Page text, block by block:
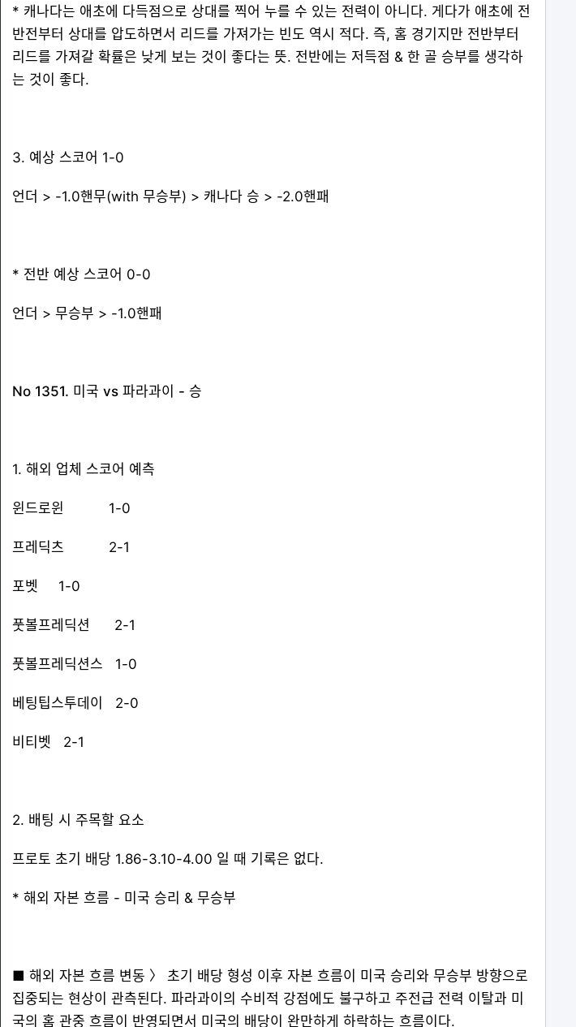
* 캐나다는 애초에 다득점으로 상대를 찍어 누를 수 있는 전력이 아니다. 게다가 애초에 전
반전부터 상대를 압도하면서 리드를 가져가는 빈도 역시 적다. 즉, 홈 경기지만 전반부터
리드를 가져갈 확률은 낮게 보는 것이 좋다는 뜻. 전반에는 저득점 & 한 골 승부를 생각하
는 것이 좋다.
3. 예상 스코어 1-0
언더 > -1.0핸무(with 무승부) > 캐나다 승 > -2.0핸패
* 전반 예상 스코어 0-0
언더 > 무승부 > -1.0핸패
No 1351. 미국 vs 파라과이 - 승
1. 해외 업체 스코어 예측
윈드로윈 1-0
프레딕츠 2-1
포벳 1-0
풋볼프레딕션 2-1
풋볼프레딕션스 1-0
베팅팁스투데이 2-0
비티벳 2-1
2. 배팅 시 주목할 요소
프로토 초기 배당 1.86-3.10-4.00 일 때 기록은 없다.
* 해외 자본 흐름 - 미국 승리 & 무승부
■ 해외 자본 흐름 변동 〉 초기 배당 형성 이후 자본 흐름이 미국 승리와 무승부 방향으로
집중되는 현상이 관측된다. 파라과이의 수비적 강점에도 불구하고 주전급 전력 이탈과 미
국의 홈 관중 흐름이 반영되면서 미국의 배당이 완만하게 하락하는 흐름이다.